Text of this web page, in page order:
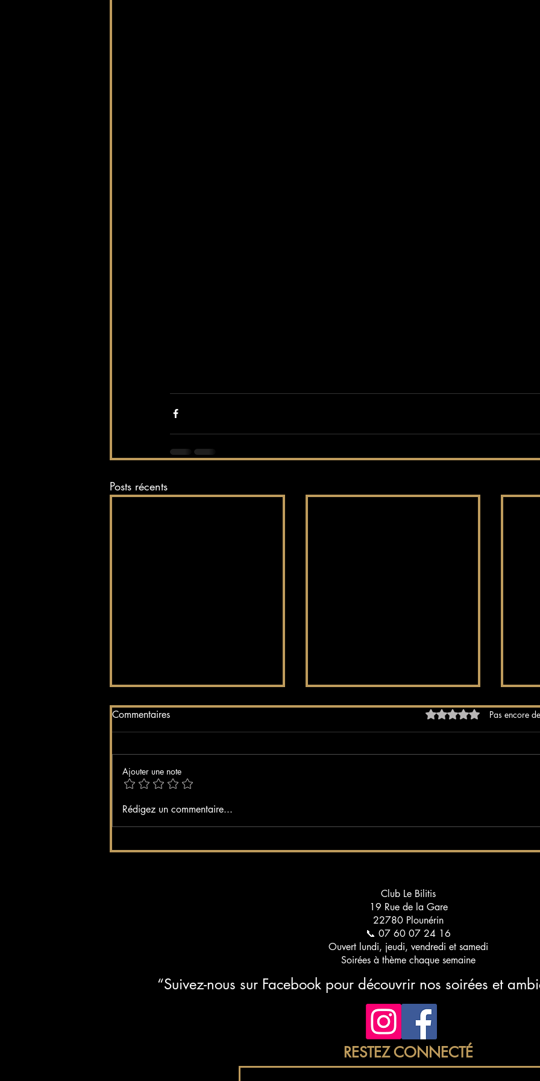
Posts récents
Soirée Bikini au Bilitis : l'été
continue sous le signe de la
convivialité
pour une découverte raffinée
Commentaires Noté 0 étoile sur 5.
Pas encore
Ajouter une note
Rédigez un commentaire...
Club Le Bilitis
19 Rue de la Gare
22780 Plounérin
📞 07 60 07 24 16
Ouvert lundi, jeudi, vendredi et samedi
Soirées à thème chaque semaine
“Suivez-nous sur Facebook pour découvrir nos soirées et
RESTEZ CONNECTÉ